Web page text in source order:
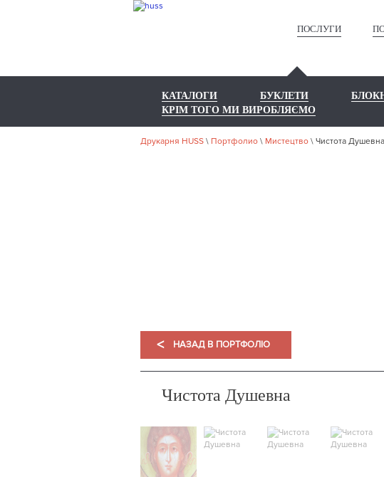
ПОСЛУГИ
КАТАЛОГИ БУКЛЕТИ
КРІМ ТОГО МИ ВИРОБЛЯЄМО
Друкарня HUSS \ Портфолио \ Мистецтво \ Чистота Душевна
< НАЗАД В ПОРТФОЛІО
Чистота Душевна